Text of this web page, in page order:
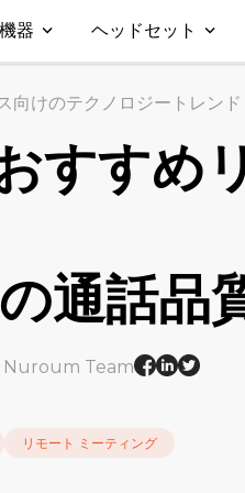
器 ヘッドセット
向けのテクノロジートレンド
すすめ
通話品
Nuroum Team
リモート ミーティング